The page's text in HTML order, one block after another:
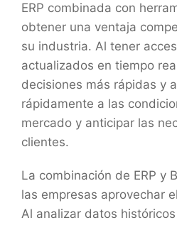
ERP combinada con
obtener una ventaja
su industria. Al tener
actualizados en tiempo
decisiones más rápidas y
rápidamente a las
mercado y anticipar las
clientes.
La combinación de ERP y
las empresas aprovechar
Al analizar datos